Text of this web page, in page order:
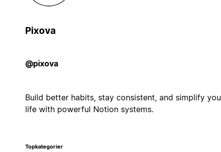
Pixova
@pixova
Build better habits, stay consistent, and simplify
life with powerful Notion systems.
Topkategorier